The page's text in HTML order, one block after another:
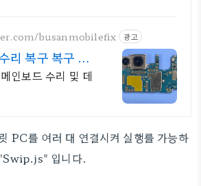
busanmobilefix 광고
리 복구 복구 실
인보드 수리 및 데
PC를 여러 대 연결시켜 실행를 가능하
입니다.